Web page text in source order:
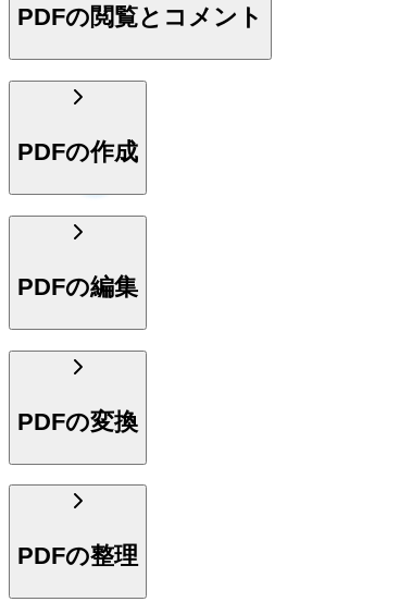
PDFの閲覧とコメント
PDFの作成
PDFの編集
PDFの変換
PDFの整理